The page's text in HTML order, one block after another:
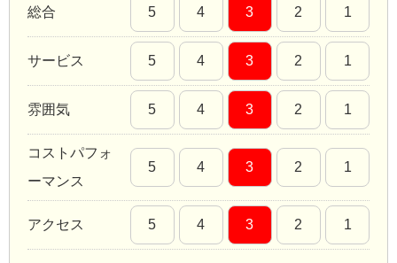
総合 5 4 3 2 1
サービス 5 4 3 2 1
雰囲気 5 4 3 2 1
コストパフォ
ーマンス
5 4 3 2 1
アクセス 5 4 3 2 1